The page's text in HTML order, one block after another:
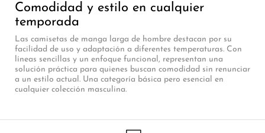
Comodidad y estilo en cualquier
temporada
Las camisetas de manga larga de hombre destacan por su
facilidad de uso y adaptación a diferentes temperaturas. Con
líneas sencillas y un enfoque funcional, representan una
solución práctica para quienes buscan comodidad sin renunciar
a un estilo actual. Una categoría básica pero esencial en
cualquier colección masculina.